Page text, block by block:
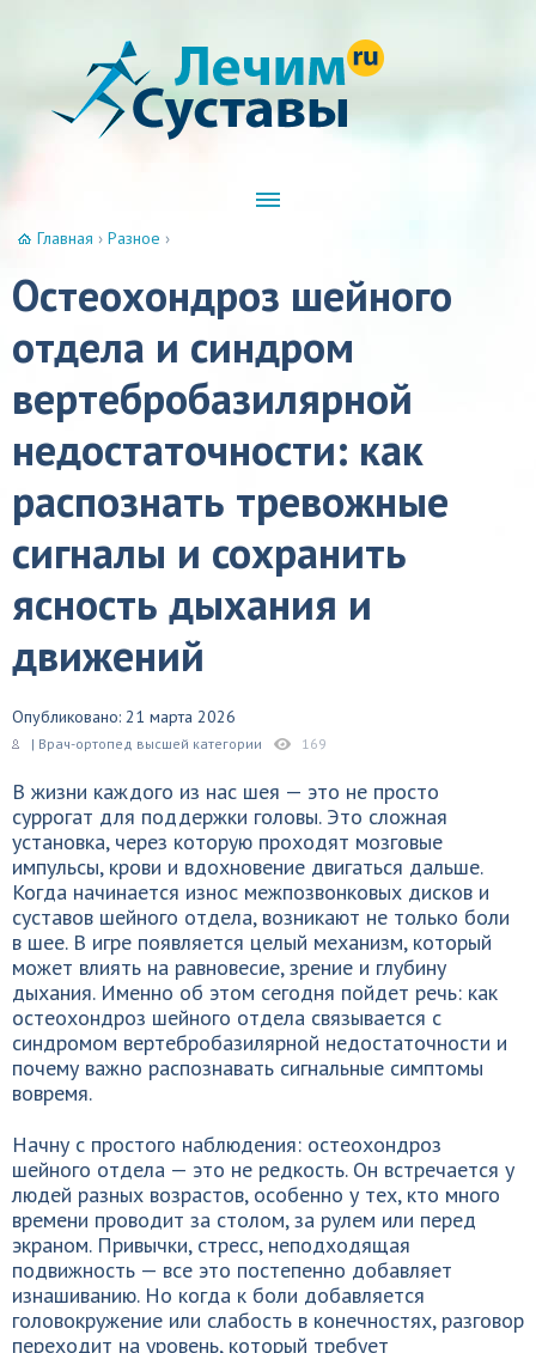
Главная › Разное ›
Остеохондроз шейного
отдела и синдром
вертебробазилярной
недостаточности: как
распознать тревожные
сигналы и сохранить
ясность дыхания и
движений
Опубликовано: 21 марта 2026
| Врач-ортопед высшей категории 169
В жизни каждого из нас шея — это не просто
суррогат для поддержки головы. Это сложная
установка, через которую проходят мозговые
импульсы, крови и вдохновение двигаться дальше.
Когда начинается износ межпозвонковых дисков и
суставов шейного отдела, возникают не только боли
в шее. В игре появляется целый механизм, который
может влиять на равновесие, зрение и глубину
дыхания. Именно об этом сегодня пойдет речь: как
остеохондроз шейного отдела связывается с
синдромом вертебробазилярной недостаточности и
почему важно распознавать сигнальные симптомы
вовремя.
Начну с простого наблюдения: остеохондроз
шейного отдела — это не редкость. Он встречается у
людей разных возрастов, особенно у тех, кто много
времени проводит за столом, за рулем или перед
экраном. Привычки, стресс, неподходящая
подвижность — все это постепенно добавляет
изнашиванию. Но когда к боли добавляется
головокружение или слабость в конечностях, разговор
переходит на уровень, который требует